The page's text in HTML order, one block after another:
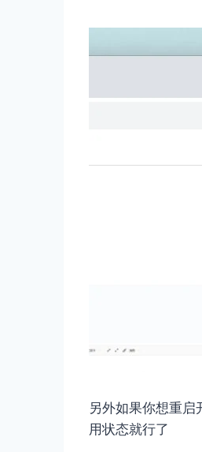
另外如果你想重
用状态就行了